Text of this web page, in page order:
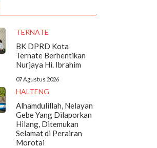
TERNATE
BK DPRD Kota
Ternate Berhentikan
Nurjaya Hi. Ibrahim
07 Agustus 2026
HALTENG
Alhamdulillah, Nelayan
Gebe Yang Dilaporkan
Hilang, Ditemukan
Selamat di Perairan
Morotai